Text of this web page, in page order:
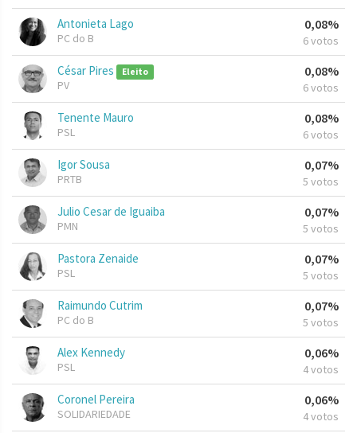
Antonieta Lago
PC do B
0,08%
6 votos
César Pires Eleito
PV
0,08%
6 votos
Tenente Mauro
PSL
0,08%
6 votos
Igor Sousa
PRTB
0,07%
5 votos
Julio Cesar de Iguaiba
PMN
0,07%
5 votos
Pastora Zenaide
PSL
0,07%
5 votos
Raimundo Cutrim
PC do B
0,07%
5 votos
Alex Kennedy
PSL
0,06%
4 votos
Coronel Pereira
SOLIDARIEDADE
0,06%
4 votos